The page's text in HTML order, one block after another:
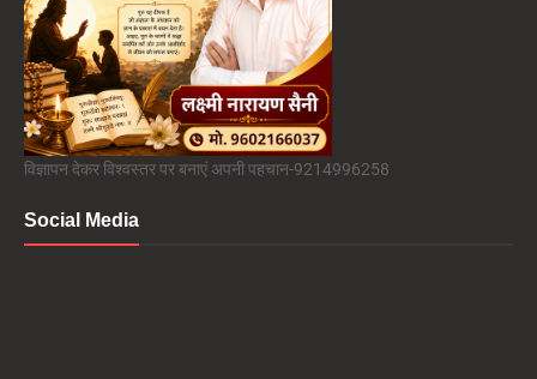
विज्ञापन देकर विश्वस्तर पर बनाएं अपनी पहचान-9214996258
Social Media